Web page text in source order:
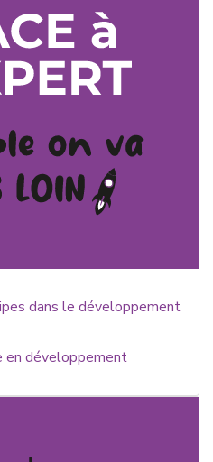
dans le développement
en développement